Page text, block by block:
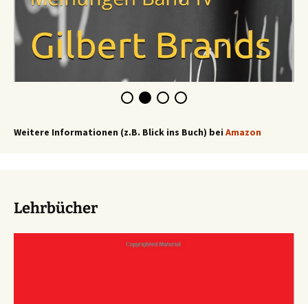
Weitere Informationen (z.B. Blick ins Buch) bei Amazon
Lehrbücher